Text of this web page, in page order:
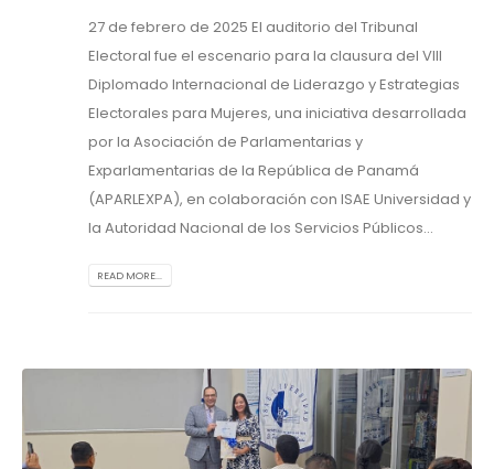
27 de febrero de 2025 El auditorio del Tribunal
Electoral fue el escenario para la clausura del VIII
Diplomado Internacional de Liderazgo y Estrategias
Electorales para Mujeres, una iniciativa desarrollada
por la Asociación de Parlamentarias y
Exparlamentarias de la República de Panamá
(APARLEXPA), en colaboración con ISAE Universidad y
la Autoridad Nacional de los Servicios Públicos...
READ MORE...